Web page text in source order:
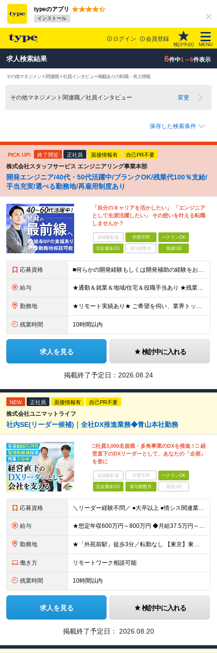
typeのアプリ
インストール
ログイン 会員登録
検討中(0) MENU
求人検索結果 6件中1～6件表示
その他マネジメント関連職 × 社員インタビュー掲載ありの転職・求人情報
その他マネジメント関連職／社員インタビュー 変更
保存した検索条件
PICK UP! 終了間近 正社員 面接情報有 自己PR不要
株式会社スタッフサービス エンジニアリング事業本部
開発エンジニア/40代・50代活躍中/ブランクOK/残業代100％支給/
手当充実/選べる勤務地/再雇用制度あり
「自分のキャリアを活かしたい」 「エンジニア
として生涯活躍したい」 その想いを叶える転職
しませんか？
未経験歓迎 学歴不問 ベテランOK
完全週休2日 賞与複数月 面接1回
応募資格 ■何らかの開発経験もしくは開発補助の経験をお持ちの方 ■学歴不問 ★ブランクのある方、地方在住の方も大歓迎です！
給与 ★通勤＆就業＆地域/住宅＆役職手当あり ★残業代は全額支給 ★選べる給与制度あり！ ★東京・神奈川・千葉・埼玉勤務の場合 月給23.5万円～55万円＋諸手当 （残業代は全額支給） (20,000円の
勤務地 ★リモート実績あり★ ご希望を伺い、業界トップクラス約7,000件の取引事業所数、90,000件以上のプロジェクトから検討をいたします。 全国の取引先での就業となります（沖縄を除く） ※勤務地
残業時間 10時間以内
求人を見る 検討中に入れる
掲載終了予定日： 2026.08.24
NEW 正社員 面接情報有 自己PR不要
株式会社ユニマットライフ
社内SE(リーダー候補)｜全社DX推進業務◆青山本社勤務
□社員3,000名規模・多角事業のDXを推進！□ 経
営直下のDXリーダーとして、あなたの「企画」
を形に
未経験歓迎 学歴不問 ベテランOK
完全週休2日 賞与複数月 面接1回
応募資格 ＼リーダー経験不問／ ●大卒以上 ●情シス関連業務の実務経験(2～3年を想定) ～こんな方に最適なポジションです～ ・大きな裁量、スケール感で企画を動かしたい方 ・アイデアや経験を活かして構想から関
給与 ★想定年収600万円～800万円 ◆月給37.5万円～50万円＋賞与年2回 ※経験・年齢・能力などを考慮の上、決定します。 ※残業代は管理職採用のためなし ※試用期間3ヶ月(期間中の待遇等に差異なし
勤務地 ★「外苑前駅」徒歩3分／転勤なし 【東京】東京都港区南青山2-12-14 ユニマット青山ビル ※(変更の範囲)上記を除く当社関連勤務地
働き方 リモートワーク相談可能
残業時間 10時間以内
求人を見る 検討中に入れる
掲載終了予定日： 2026.08.20